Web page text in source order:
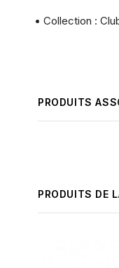
• Collection :
PRODUITS
PRODUITS DE